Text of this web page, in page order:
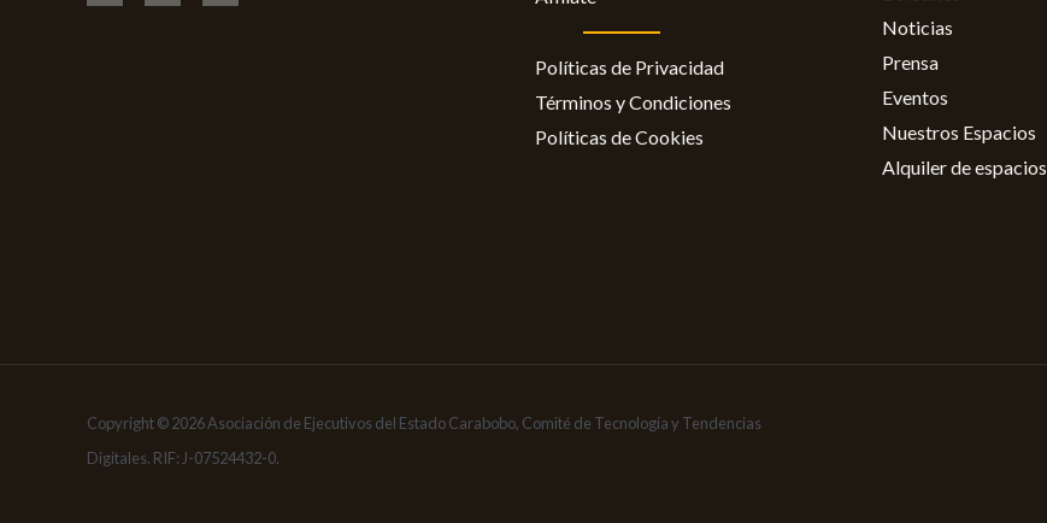
Políticas de Privacidad
Términos y Condiciones
Políticas de Cookies
Noticias
Prensa
Eventos
Nuestros Espacios
Alquiler de espacios
Copyright © 2026 Asociación de Ejecutivos del Estado Carabobo, Comité de Tecnología y Tendencias
Digitales. RIF: J-07524432-0.